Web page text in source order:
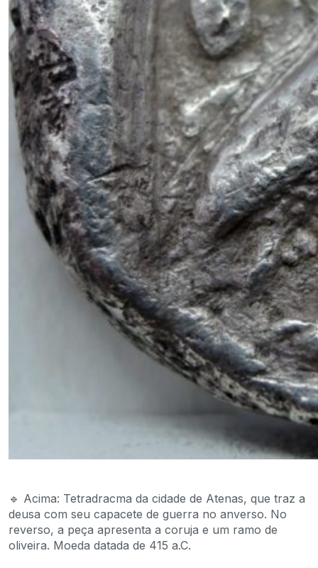
🔹 Acima: Tetradracma da cidade de Atenas, que traz a
deusa com seu capacete de guerra no anverso. No
reverso, a peça apresenta a coruja e um ramo de
oliveira. Moeda datada de 415 a.C.